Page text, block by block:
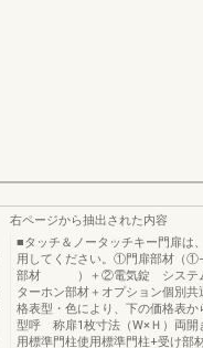
右ページから抽出された内容
■タッチ＆ノータッチキー門扉は
用してください。①門扉部材
部材 ）＋②電気錠 システム
ターホン部材＋オプション個
格表型・色により、下の価格表
型呼 称扉1枚寸法（W×Ｈ）両開
用標準門柱使用標準門柱+受け部